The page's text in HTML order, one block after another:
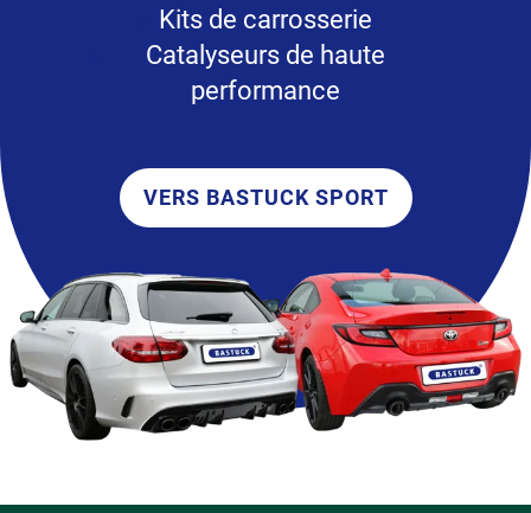
Kits de carrosserie
Catalyseurs de haute
performance
VERS BASTUCK SPORT